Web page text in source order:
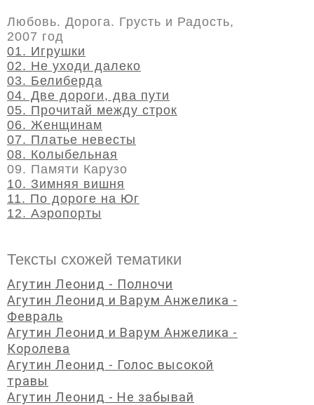
Любовь. Дорога. Грусть и Радость,
2007 год
01. Игрушки
02. Не уходи далеко
03. Белиберда
04. Две дороги, два пути
05. Прочитай между строк
06. Женщинам
07. Платье невесты
08. Колыбельная
09. Памяти Карузо
10. Зимняя вишня
11. По дороге на Юг
12. Аэропорты
Тексты схожей тематики
Агутин Леонид - Полночи
Агутин Леонид и Варум Анжелика -
Февраль
Агутин Леонид и Варум Анжелика -
Королева
Агутин Леонид - Голос высокой
травы
Агутин Леонид - Не забывай